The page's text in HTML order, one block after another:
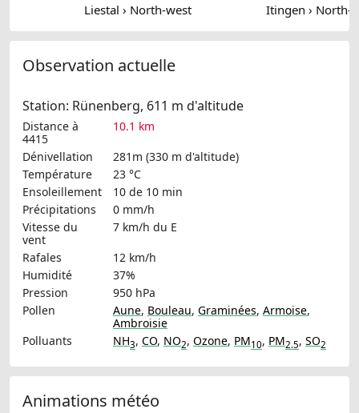
Liestal › North-west
Observation actuelle
Station: Rünenberg, 611 m d'altitude
Distance à
4415
10.1 km
Dénivellation
281m (330 m d'altitude)
Température
23 °C
Ensoleillement
10 de 10 min
Précipitations
0 mm/h
Vitesse du
vent
7 km/h du E
Rafales
12 km/h
Humidité
37%
Pression
950 hPa
Pollen
Aune, Bouleau, Graminées, Armoise,
Ambroisie
Polluants
NH3, CO, NO2, Ozone, PM10, PM2.5, SO2
Animations météo